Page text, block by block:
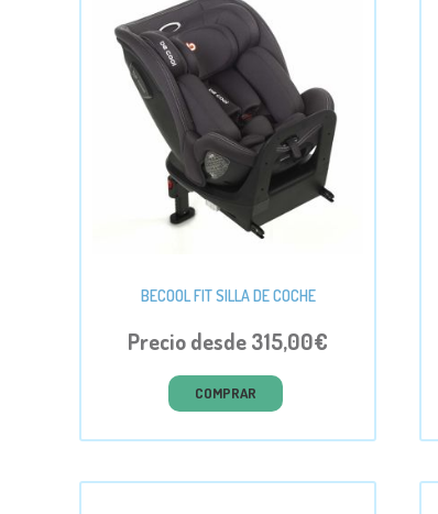
BECOOL FIT SILLA DE COCHE
Precio desde 315,00€
COMPRAR